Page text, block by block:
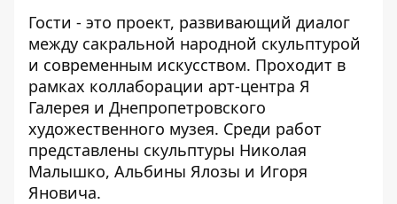
Гости - это проект, развивающий диалог
между сакральной народной скульптурой
и современным искусством. Проходит в
рамках коллаборации арт-центра Я
Галерея и Днепропетровского
художественного музея. Среди работ
представлены скульптуры Николая
Малышко, Альбины Ялозы и Игоря
Яновича.